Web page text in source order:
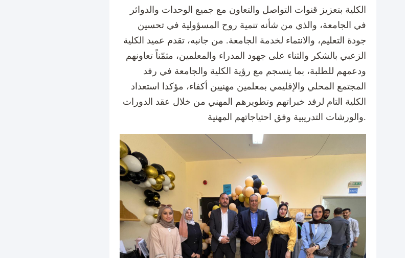
الكلية بتعزيز قنوات التواصل والتعاون مع جميع الوحدات والدوائر
في الجامعة، والذي من شأنه تنمية روح المسؤولية في تحسين
جودة التعليم، والانتماء لخدمة الجامعة. من جانبه، تقدم عميد الكلية
الزعبي بالشكر والثناء على جهود المدراء والمعلمين، مثمّناً تعاونهم
ودعمهم للطلبة، بما ينسجم مع رؤية الكلية والجامعة في رفد
المجتمع المحلي والإقليمي بمعلمين مهنيين أكفاء، مؤكدا استعداد
الكلية التام لرفد خبراتهم وتطويرهم المهني من خلال عقد الدورات
والورشات التدريبية وفق احتياجاتهم المهنية.